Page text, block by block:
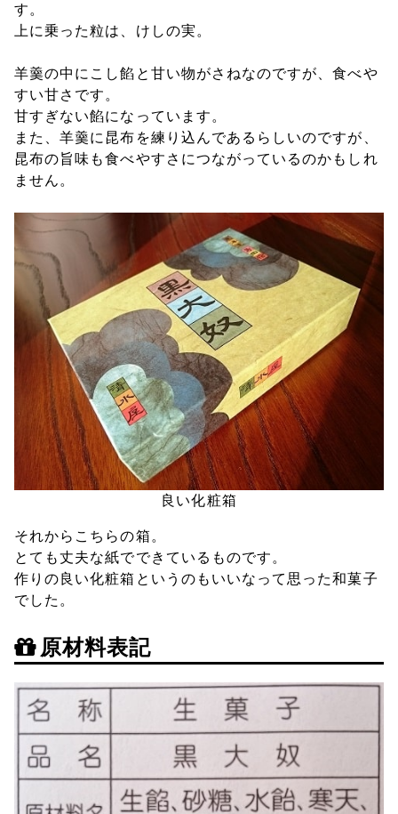
す。
上に乗った粒は、けしの実。
羊羹の中にこし餡と甘い物がさねなのですが、食べや
すい甘さです。
甘すぎない餡になっています。
また、羊羹に昆布を練り込んであるらしいのですが、
昆布の旨味も食べやすさにつながっているのかもしれ
ません。
良い化粧箱
それからこちらの箱。
とても丈夫な紙でできているものです。
作りの良い化粧箱というのもいいなって思った和菓子
でした。
原材料表記